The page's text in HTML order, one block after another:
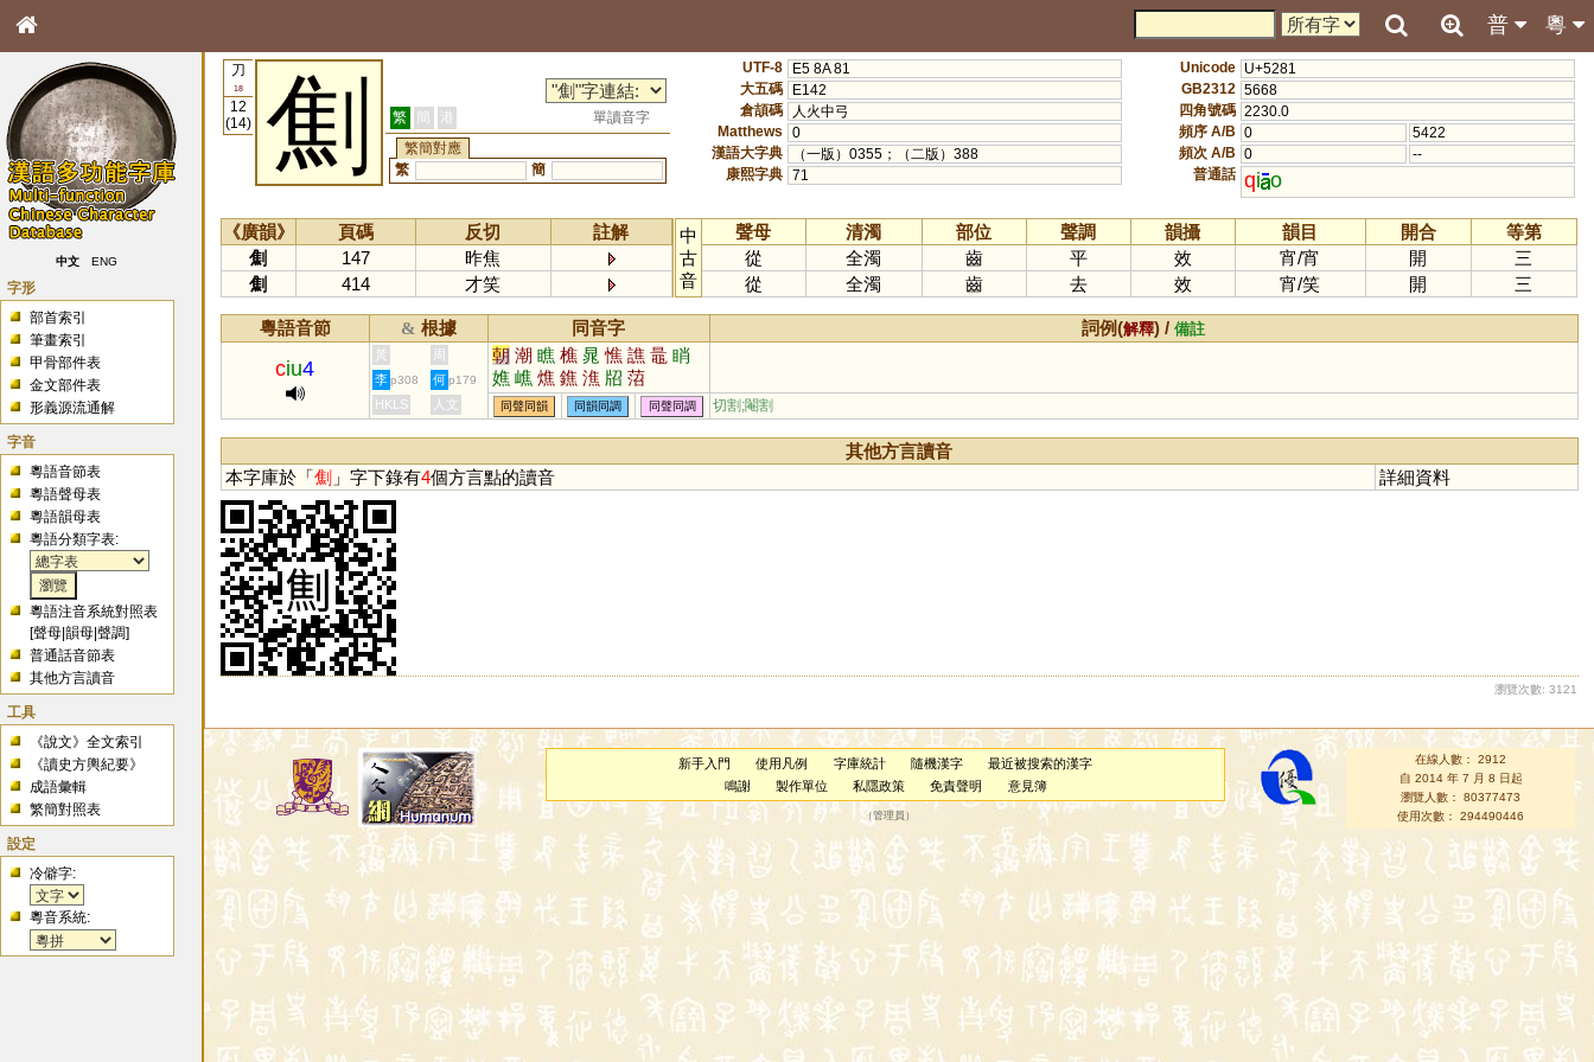
粵
普
中文 ENG
字形
部首索引
筆畫索引
甲骨部件表
金文部件表
形義源流通解
字音
粵語音節表
粵語聲母表
粵語韻母表
粵語分類字表:
粵語注音系統對照表
[聲母 |韻母 |聲調]
普通話音節表
其他方言讀音
工具
《說文》全文索引
《讀史方輿紀要》
成語彙輯
繁簡對照表
設定
冷僻字:
粵音系統:
刀
18
12
(14)
劁 繁 簡 港
單讀音字
繁簡對應
繁
簡
UTF-8
E5 8A 81
大五碼
E142
倉頡碼
人火中弓
Matthews
0
漢語大字典
（一版）0355；（二版）388
康熙字典 71
Unicode U+5281
GB2312 5668
四角號碼 2230.0
頻序 A/B 0
5422
頻次 A/B 0
--
普通話 qi o
《廣韻》 頁碼 反切
註解
劁
147
昨焦
劁
414 才笑
中
古
音
聲母 清濁 部位 聲調 韻攝 韻目 開合
等第
從
全濁 齒 平 效 宵/宵 開
三
從
全濁 齒 去 效 宵/笑 開 三
粵語音節 & 根據 同音字 詞例(解釋) /備註
ciu4
黃 周 朝 潮 瞧 樵 晁 憔 譙 鼂 睄
嫶 嶕 燋 鐎 潐 牊 菬
李 p308 何 p179
HKLS 人文 同聲同韻 同韻同調 同聲同調 切割;閹割
其他方言讀音
本字庫於「劁 」字下錄有4個方言點的讀音 詳細資料
瀏覽次數: 3121
新手入門 使用凡例 字庫統計 隨機漢字
最近被搜索的漢字
鳴謝
製作單位 私隱政策 免責聲明 意見簿
（管理員 ）
在線人數： 2912
自 2014 年 7 月 8 日起
瀏覽人數： 80377473
使用次數： 294490446